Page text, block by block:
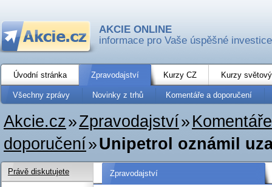
AKCIE ONLINE
informace pro Vaše úspěšné investice
Úvodní stránka Zpravodajství Kurzy CZ Kurzy
Všechny zprávy Novinky z trhů Komentáře a doporučení
Akcie.cz»Zpravodajství»
doporučení»Unipetrol oznámil
Zpravodajství
Právě diskutujete